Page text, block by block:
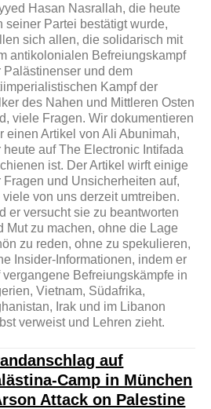
Hasan Nasrallah, die heute
seiner Partei bestätigt wurde,
sich allen, die solidarisch mit
antikolonialen Befreiungskampf
Palästinenser und dem
Kampf der
des Nahen und Mittleren Osten
Fragen. Wir dokumentieren
einen Artikel von Ali Abunimah,
heute auf The Electronic Intifada
ist. Der Artikel wirft einige
Fragen und Unsicherheiten auf,
viele von uns derzeit umtreiben.
er versucht sie zu beantworten
Mut zu machen, ohne die Lage
zu reden, ohne zu spekulieren,
Insider-Informationen, indem er
vergangene Befreiungskämpfe in
Vietnam, Südafrika,
Irak und im Libanon
verweist und Lehren zieht.
auf
Camp in München
Attack on Palestine